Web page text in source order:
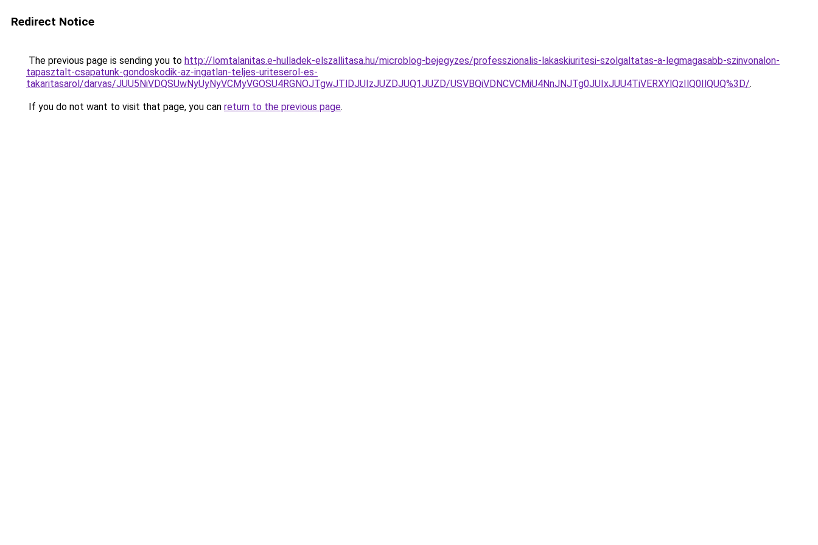
Redirect Notice
The previous page is sending you to http://lomtalanitas.e-hulladek-elszallitasa.hu/microblog-bejegyzes/professzionalis-lakaskiuritesi-szolgaltatas-a-legmagasabb-szinvonalon-
tapasztalt-csapatunk-gondoskodik-az-ingatlan-teljes-uriteserol-es-
takaritasarol/darvas/JUU5NiVDQSUwNyUyNyVCMyVGOSU4RGNOJTgwJTlDJUIzJUZDJUQ1JUZD/USVBQiVDNCVCMiU4NnJNJTg0JUIxJUU4TiVERXYlQzIlQ0IlQUQ%3D/.
If you do not want to visit that page, you can return to the previous page.